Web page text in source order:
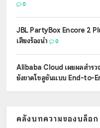
0
JBL PartyBox Encore 2
เสียงร้องนำ
0
Alibaba Cloud เผยผลสำรวจ
ยังขาดโซลูชันแบบ End-to-
คลังบทความของบล็อก